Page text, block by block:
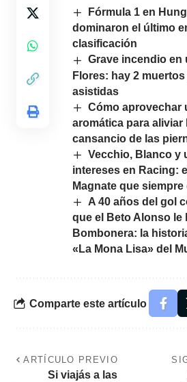
Fórmula 1 en
dominaron el último
clasificación
Grave incendio en
Flores: hay 2
asistidas
Cómo aprovechar
aromática para aliviar
cansancio de las
Vecchio, Blanco y
intereses en Racing:
Magnate que
A 40 años del gol
que el Beto Alonso le
Bombonera: la
«La Mona Lisa» del
Comparte este artículo
ARTÍCULO PREVIO
Si viajás a las